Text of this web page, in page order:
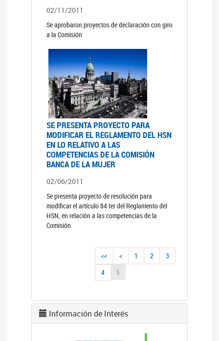
02/11/2011
Se aprobaron proyectos de declaración con giro
a la Comisión
SE PRESENTA PROYECTO PARA
MODIFICAR EL REGLAMENTO DEL HSN
EN LO RELATIVO A LAS
COMPETENCIAS DE LA COMISIÓN
BANCA DE LA MUJER
02/06/2011
Se presenta proyecto de resolución para
modificar el artículo 84 ter del Reglamento del
HSN, en relación a las competencias de la
Comisión
<< < 1 2
3
4
5
Información de Interés